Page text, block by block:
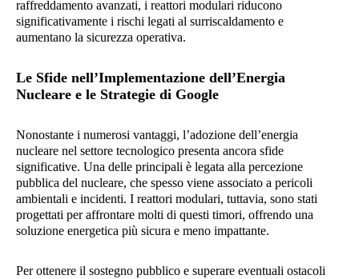
raffreddamento avanzati, i reattori modulari riducono
significativamente i rischi legati al surriscaldamento e
aumentano la sicurezza operativa.
Le Sfide nell’Implementazione dell’Energia
Nucleare e le Strategie di Google
Nonostante i numerosi vantaggi, l’adozione dell’energia
nucleare nel settore tecnologico presenta ancora sfide
significative. Una delle principali è legata alla percezione
pubblica del nucleare, che spesso viene associato a pericoli
ambientali e incidenti. I reattori modulari, tuttavia, sono stati
progettati per affrontare molti di questi timori, offrendo una
soluzione energetica più sicura e meno impattante.
Per ottenere il sostegno pubblico e superare eventuali ostacoli